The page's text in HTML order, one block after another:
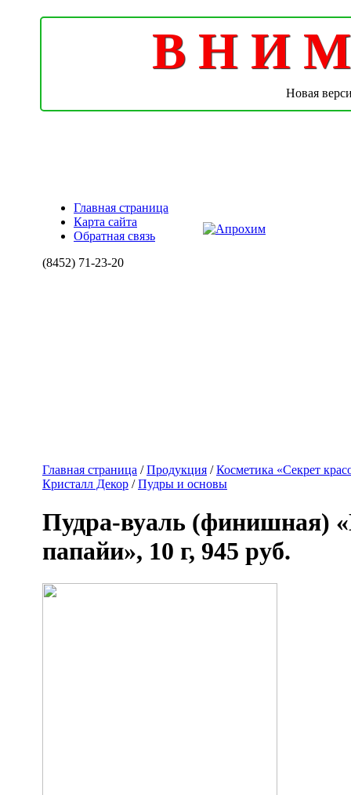
В Н И
Новая
Главная страница
Карта сайта
Обратная связь
(8452) 71-23-20
Главная страница /Продукция /Косметика «Секрет
Кристалл Декор /Пудры и основы
Пудра-вуаль (финишная)
папайи», 10 г, 945 руб.